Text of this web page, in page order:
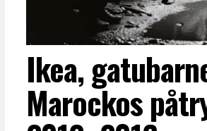
Ikea,
Marockos